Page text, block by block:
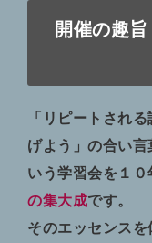
開催の趣
「リピートされ
げよう」の合い
いう学習会を１０
の集大成です。
そのエッセンス